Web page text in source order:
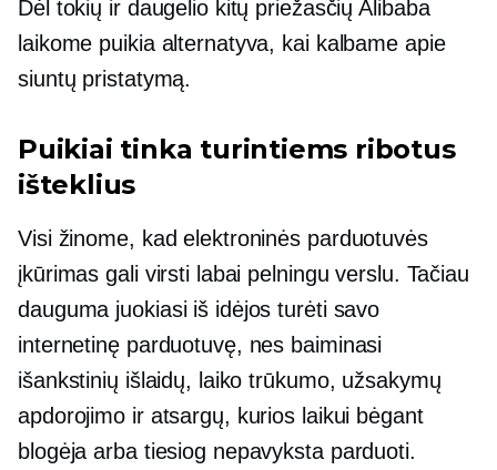
Dėl tokių ir daugelio kitų priežasčių Alibaba
laikome puikia alternatyva, kai kalbame apie
siuntų pristatymą.
Puikiai tinka turintiems ribotus
išteklius
Visi žinome, kad elektroninės parduotuvės
įkūrimas gali virsti labai pelningu verslu. Tačiau
dauguma juokiasi iš idėjos turėti savo
internetinę parduotuvę, nes baiminasi
išankstinių išlaidų, laiko trūkumo, užsakymų
apdorojimo ir atsargų, kurios laikui bėgant
blogėja arba tiesiog nepavyksta parduoti.